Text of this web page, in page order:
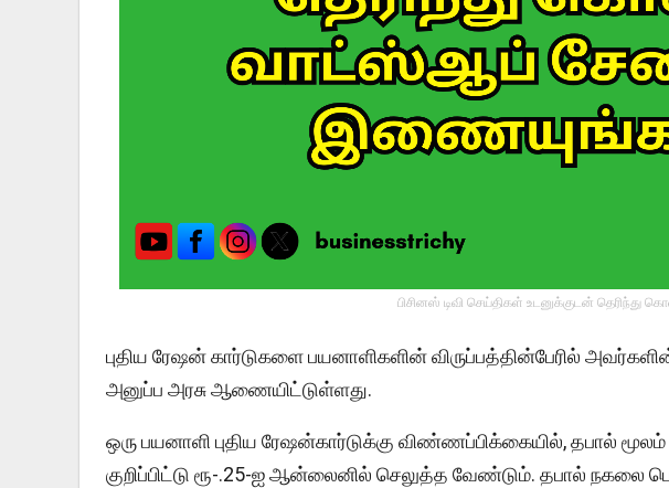
பிசினஸ் டிவி செய்திகள் உடனுக்குடன் தெரிந்து
புதிய ரேஷன் கார்டுகளை பயனாளிகளின் விருப்பத்தின்பேரில்
அனுப்ப அரசு ஆணையிட்டுள்ளது.
ஒரு பயனாளி புதிய ரேஷன்கார்டுக்கு விண்ணப்பிக்கையில், தபால்
குறிப்பிட்டு ரூ-.25-ஐ ஆன்லைனில் செலுத்த வேண்டும். தபால் நகலை